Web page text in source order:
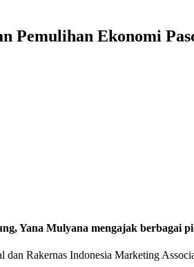
Pemulihan Ekonomi
Yana Mulyana mengajak berbagai
dan Rakernas Indonesia Marketing